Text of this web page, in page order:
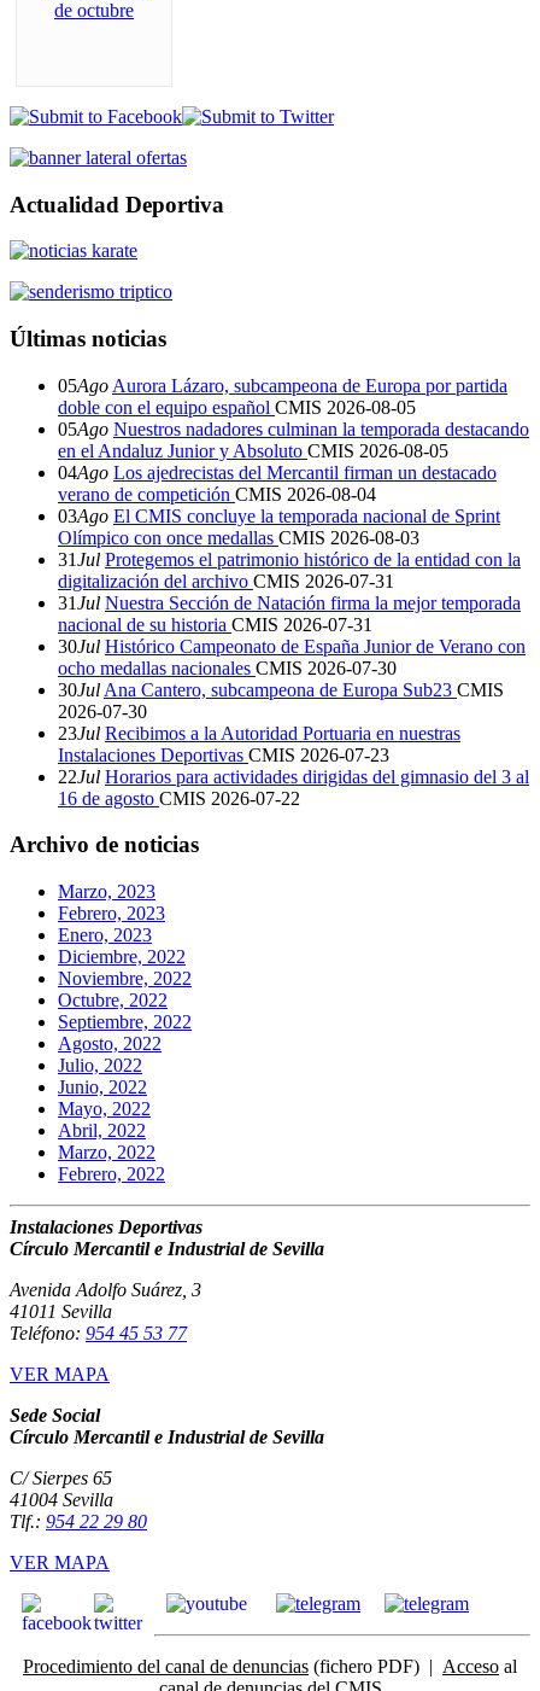
Actualidad Deportiva
Últimas noticias
05Ago Aurora Lázaro, subcampeona de Europa por partida
doble con el equipo español CMIS 2026-08-05
05Ago Nuestros nadadores culminan la temporada destacando
en el Andaluz Junior y Absoluto CMIS 2026-08-05
04Ago Los ajedrecistas del Mercantil firman un destacado
verano de competición CMIS 2026-08-04
03Ago El CMIS concluye la temporada nacional de Sprint
Olímpico con once medallas CMIS 2026-08-03
31Jul Protegemos el patrimonio histórico de la entidad con la
digitalización del archivo CMIS 2026-07-31
31Jul Nuestra Sección de Natación firma la mejor temporada
nacional de su historia CMIS 2026-07-31
30Jul Histórico Campeonato de España Junior de Verano con
ocho medallas nacionales CMIS 2026-07-30
30Jul Ana Cantero, subcampeona de Europa Sub23 CMIS
2026-07-30
23Jul Recibimos a la Autoridad Portuaria en nuestras
Instalaciones Deportivas CMIS 2026-07-23
22Jul Horarios para actividades dirigidas del gimnasio del 3 al
16 de agosto CMIS 2026-07-22
Archivo de noticias
Marzo, 2023
Febrero, 2023
Enero, 2023
Diciembre, 2022
Noviembre, 2022
Octubre, 2022
Septiembre, 2022
Agosto, 2022
Julio, 2022
Junio, 2022
Mayo, 2022
Abril, 2022
Marzo, 2022
Febrero, 2022
Instalaciones Deportivas
Círculo Mercantil e Industrial de Sevilla
Avenida Adolfo Suárez, 3
41011 Sevilla
Teléfono: 954 45 53 77
VER MAPA
Sede Social
Círculo Mercantil e Industrial de Sevilla
C/ Sierpes 65
41004 Sevilla
Tlf.: 954 22 29 80
VER MAPA
Procedimiento del canal de denuncias (fichero PDF) | Acceso al